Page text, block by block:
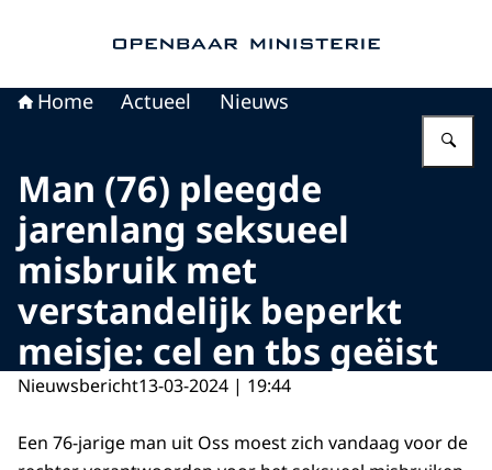
Home Actueel Nieuws
Man (76) pleegde
jarenlang seksueel
misbruik met
verstandelijk beperkt
meisje: cel en tbs geëist
Nieuwsbericht13-03-2024 | 19:44
Een 76-jarige man uit Oss moest zich vandaag voor de